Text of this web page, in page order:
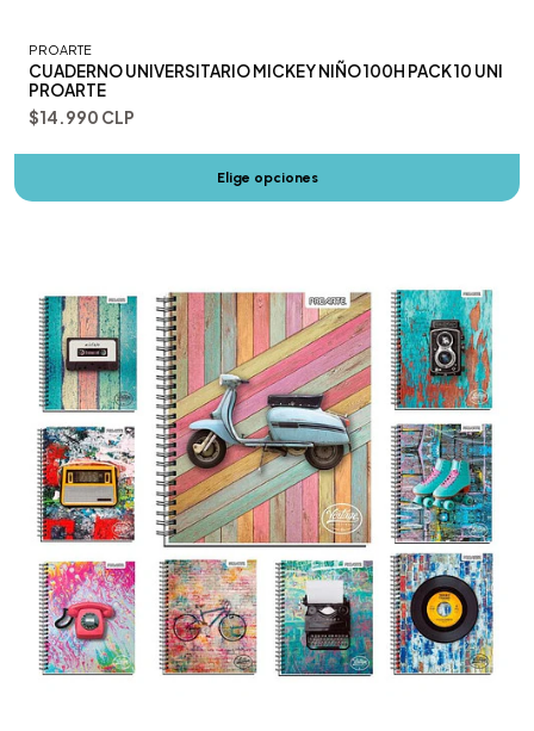
PROARTE
CUADERNO UNIVERSITARIO MICKEY NIÑO 100H PACK 10 UNI
PROARTE
$14.990 CLP
Elige opciones